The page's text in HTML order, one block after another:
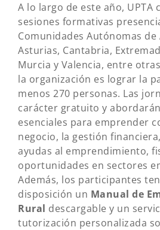
A lo largo de este año, UPTA
sesiones formativas
Comunidades Autónomas de
Asturias, Cantabria,
Murcia y Valencia, entre
la organización es lograr la
menos 270 personas. Las
carácter gratuito y
esenciales para emprender
negocio, la gestión
ayudas al emprendimiento,
oportunidades en sectores
Además, los participantes
disposición un Manual de
Rural descargable y un
tutorización personalizada